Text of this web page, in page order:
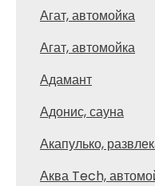
Агат, автомойка
Агат, автомойка
Адамант
Адонис, сауна
Акапулько,
Аква Tech,